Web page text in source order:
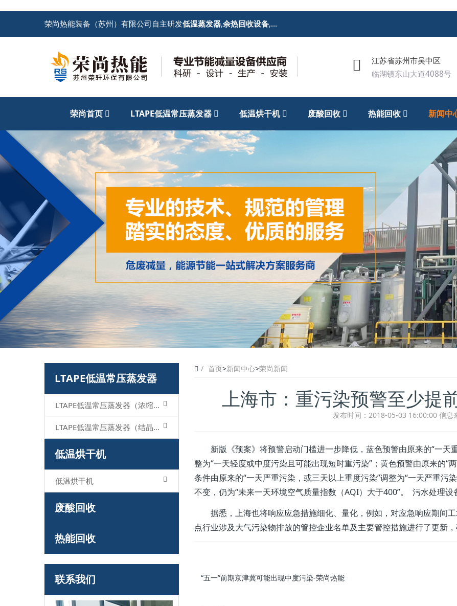
荣尚热能装备（苏州）有限公司自主研发低温蒸发器,余热回收设备,废酸回收处理设备
江苏省苏州市吴中区
临湖镇东山大道4088号
荣尚首页 LTAPE低温常压蒸发器 低温烘干机 废酸回收 热能回收 新闻中
首页>新闻中心>荣尚新闻
上海市：重污染预警至少提
发布时间：2018-05-03 16:00:00 信息
新版《预案》将预警启动门槛进一步降低，蓝色预警由原来的“一
整为“一天轻度或中度污染且可能出现短时重污染”；黄色预警由原来的“
条件由原来的“一天严重污染，或三天以上重度污染”调整为“一天严重污
不变，仍为“未来一天环境空气质量指数（AQI）大于400”。 污水处理设
据悉，上海也将响应应急措施细化、量化，例如，对应急响应期间
点行业涉及大气污染物排放的管控企业名单及主要管控措施进行了更新，
“五一”前期京津冀可能出现中度污染-荣尚热能
LTAPE低温常压蒸发器
LTAPE低温常压蒸发器（浓缩型）
LTAPE低温常压蒸发器（结晶型）
低温烘干机
低温烘干机
废酸回收
热能回收
联系我们